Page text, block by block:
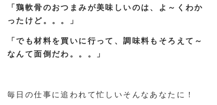
「鶏軟骨のおつまみが美味しいのは、よ～くわか
ったけど。。。」
「でも材料を買いに行って、調味料もそろえて～
なんて面倒だわ。。。」
毎日の仕事に追われて忙しいそんなあなたに！